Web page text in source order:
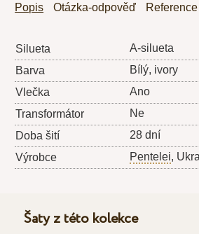
Popis Otázka-odpověď Reference
Silueta
A-silueta
Barva
Bílý, ivory
Vlečka
Ano
Transformátor
Ne
Doba šití
28 dní
Výrobce
Pentelei,
Šaty z této kolekce